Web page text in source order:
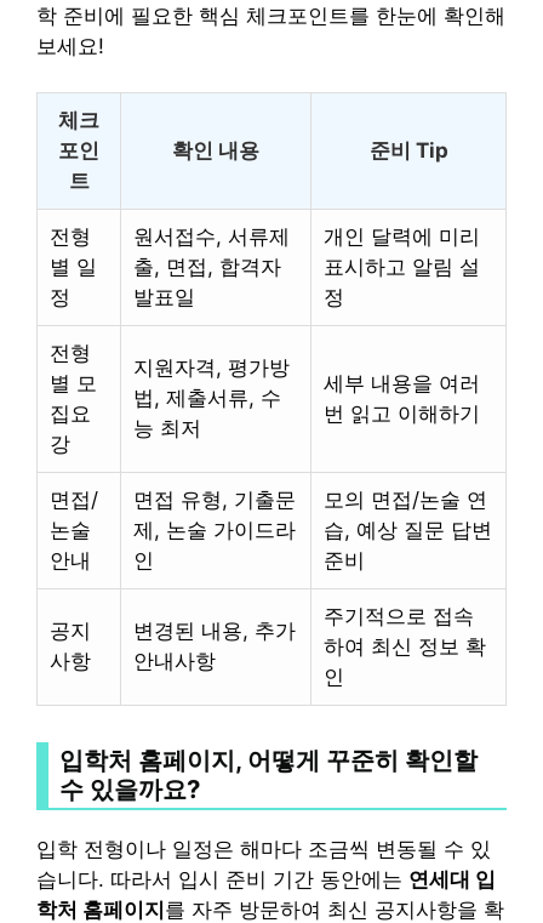
학 준비에 필요한 핵심 체크포인트를 한눈에 확인해
보세요!
체크
포인
트
확인 내용 준비 Tip
전형
별 일
정
원서접수, 서류제
출, 면접, 합격자
발표일
개인 달력에 미리
표시하고 알림 설
정
전형
별 모
집요
강
지원자격, 평가방
법, 제출서류, 수
능 최저
세부 내용을 여러
번 읽고 이해하기
면접/
논술
안내
면접 유형, 기출문
제, 논술 가이드라
인
모의 면접/논술 연
습, 예상 질문 답변
준비
공지
사항
변경된 내용, 추가
안내사항
주기적으로 접속
하여 최신 정보 확
인
입학처 홈페이지, 어떻게 꾸준히 확인할
수 있을까요?
입학 전형이나 일정은 해마다 조금씩 변동될 수 있
습니다. 따라서 입시 준비 기간 동안에는 연세대 입
학처 홈페이지 를 자주 방문하여 최신 공지사항을 확